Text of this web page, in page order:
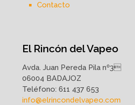
Contacto
El Rincón del Vapeo
Avda. Juan Pereda Pila nº3
06004 BADAJOZ
Teléfono: 611 437 653
info@elrincondelvapeo.com